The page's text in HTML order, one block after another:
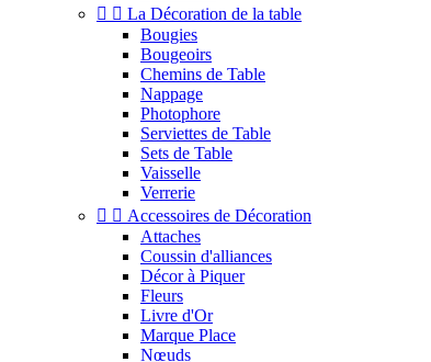
  La Décoration de la table
Bougies
Bougeoirs
Chemins de Table
Nappage
Photophore
Serviettes de Table
Sets de Table
Vaisselle
Verrerie
  Accessoires de Décoration
Attaches
Coussin d'alliances
Décor à Piquer
Fleurs
Livre d'Or
Marque Place
Nœuds